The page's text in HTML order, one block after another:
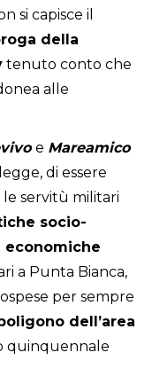
si capisce il
della
tenuto conto che
alle
e Mareamico
di essere
servitù militari
socio-
economiche
a Punta Bianca,
per sempre
dell’area
quinquennale